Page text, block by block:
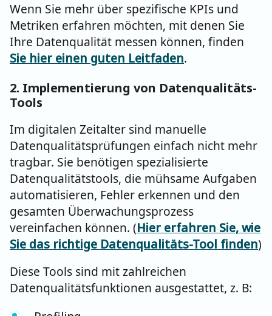
Wenn Sie mehr über spezifische KPIs und
Metriken erfahren möchten, mit denen Sie
Ihre Datenqualität messen können, finden
Sie hier einen guten Leitfaden.
2. Implementierung von Datenqualitäts-
Tools
Im digitalen Zeitalter sind manuelle
Datenqualitätsprüfungen einfach nicht mehr
tragbar. Sie benötigen spezialisierte
Datenqualitätstools, die mühsame Aufgaben
automatisieren, Fehler erkennen und den
gesamten Überwachungsprozess
vereinfachen können. (Hier erfahren Sie, wie
Sie das richtige Datenqualitäts-Tool finden)
Diese Tools sind mit zahlreichen
Datenqualitätsfunktionen ausgestattet, z. B: